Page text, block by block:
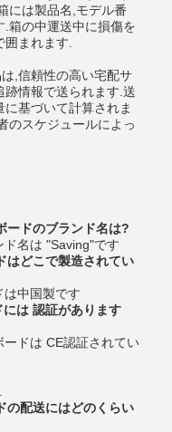
には製品名,モデル番
箱の中運送中に損傷を
まれます.
,信頼性の高い宅配サ
跡情報で送られます.送
基づいて計算されま
のスケジュールによっ
ードのブランド名は?
名は "Saving"です
はどこで製造されてい
は中国製です
は 認証があります
ドは CE認証されてい
の配送にはどのくらい